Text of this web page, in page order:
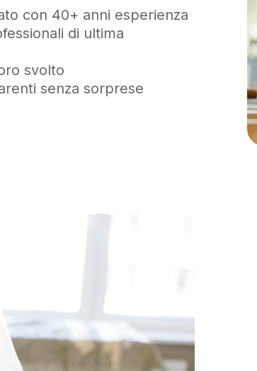
con 40+ anni esperienza
di ultima
svolto
senza sorprese